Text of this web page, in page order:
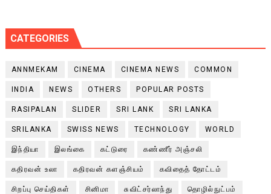
CATEGORIES
ANNMEKAM CINEMA CINEMA NEWS COMMON
INDIA NEWS OTHERS POPULAR POSTS
RASIPALAN SLIDER SRI LANK SRI LANKA
SRILANKA SWISS NEWS TECHNOLOGY WORLD
இந்தியா இலங்கை கட்டுரை கண்ணீர் அஞ்சலி
கதிரவன் உலா கதிரவன் களஞ்சியம் கவிதைத் தோட்டம்
சிறப்பு செய்திகள் சினிமா சுவிட்சர்லாந்து தொழில்நுட்பம்